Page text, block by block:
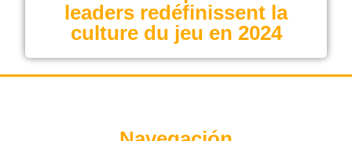
leaders redéfinissent la
culture du jeu en 2024